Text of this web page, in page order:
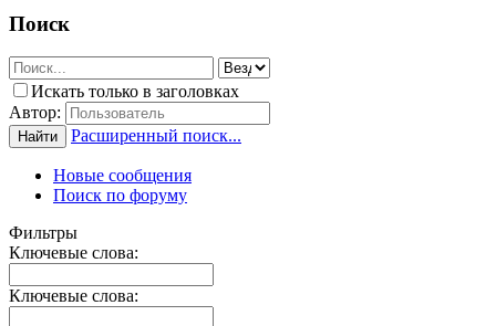
Поиск
Искать только в заголовках
Автор:
Найти Расширенный поиск...
Новые сообщения
Поиск по форуму
Фильтры
Ключевые слова:
Ключевые слова: